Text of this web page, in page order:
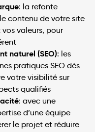
: la refonte
contenu de votre site
valeurs, pour
naturel (SEO): les
pratiques SEO dès
votre visibilité sur
qualifiés
: avec une
d’une équipe
le projet et réduire